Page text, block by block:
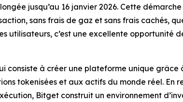
jusqu’au 16 janvier 2026. Cette
sans frais de gaz et sans frais cachés,
utilisateurs, c’est une excellente opportunité
consiste à créer une plateforme unique grâce
tokenisées et aux actifs du monde réel. En
Bitget construit un environnement